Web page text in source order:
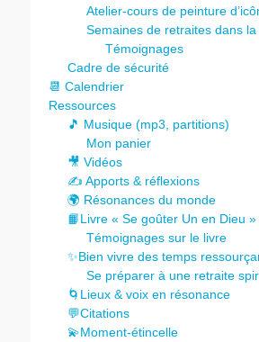
Atelier-cours de peinture
Semaines de retraites dans
Témoignages
Cadre de sécurité
📆 Calendrier
Ressources
🎵 Musique (mp3, partitions)
Mon panier
🎥 Vidéos
✍️ Apports & réflexions
🌍 Résonances du monde
📙Livre « Se goûter Un en Dieu »
Témoignages sur le livre
✨Bien vivre des temps
Se préparer à une retraite
🌀Lieux & voix en résonance
💬Citations
💫Moment-étincelle